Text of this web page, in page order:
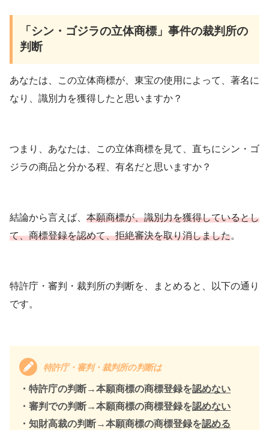
「シン・ゴジラの立体商標」事件の裁判所の
判断
あなたは、この立体商標が、東宝の使用によって、著名に
なり、識別力を獲得したと思いますか？
つまり、あなたは、この立体商標を見て、直ちにシン・ゴ
ジラの商品と分かる程、有名だと思いますか？
結論から言えば、 本願商標が、識別力を獲得しているとし
て、商標登録を認めて、拒絶審決を取り消しました。
特許庁・審判・裁判所の判断を、まとめると、以下の通り
です。
特許庁・審判・裁判所の判断は
・特許庁の判断→本願商標の商標登録を認めない
・審判での判断→本願商標の商標登録を認めない
・知財高裁の判断→本願商標の商標登録を認める